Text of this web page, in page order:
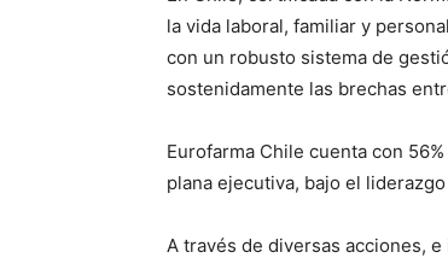
la vida laboral, familiar y
con un robusto sistema de
sostenidamente las brechas
Eurofarma Chile cuenta con
plana ejecutiva, bajo el
A través de diversas acciones,